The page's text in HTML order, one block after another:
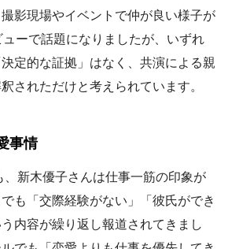
影現場やイベントで仲が良い様子が
ーで話題になりましたが、いずれ
定的な証拠」はなく、共演による親
されただけと考えられています。
事情
、新木優子さんは仕事一筋の印象が
も「交際経験がない」「彼氏ができ
内容が繰り返し報道されてきまし